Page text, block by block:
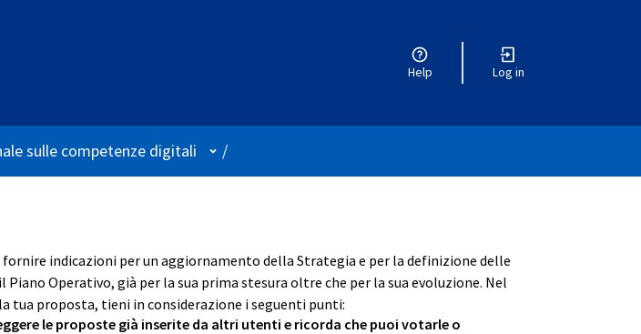
Help Log in
sulle competenze digitali User menu
/
indicazioni per un aggiornamento della Strategia e per la definizione delle
Operativo, già per la sua prima stesura oltre che per la sua evoluzione. Nel
tua proposta, tieni in considerazione i seguenti punti:
le proposte già inserite da altri utenti e ricorda che puoi votarle o